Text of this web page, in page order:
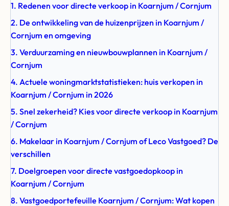
1. Redenen voor directe verkoop in Koarnjum / Cornjum
2. De ontwikkeling van de huizenprijzen in Koarnjum /
Cornjum en omgeving
3. Verduurzaming en nieuwbouwplannen in Koarnjum /
Cornjum
4. Actuele woningmarktstatistieken: huis verkopen in
Koarnjum / Cornjum in 2026
5. Snel zekerheid? Kies voor directe verkoop in Koarnjum
/ Cornjum
6. Makelaar in Koarnjum / Cornjum of Leco Vastgoed? De
verschillen
7. Doelgroepen voor directe vastgoedopkoop in
Koarnjum / Cornjum
8. Vastgoedportefeuille Koarnjum / Cornjum: Wat kopen